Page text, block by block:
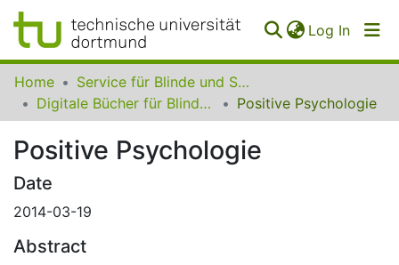
Log In
Communities
Collections
All of SfBS
FAQ
Home
Service für Blinde und Sehbehinderte der UB Dortmund
Digitale Bücher für Blinde und Sehbehinderte
Positive Psychologie
Positive Psychologie
Date
2014-03-19
Abstract